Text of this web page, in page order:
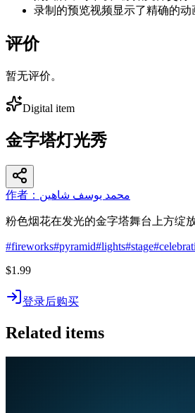
录制的预览视频显示了精确的动
评价
暂无评价。
Digital item
金字塔灯光秀
作者：محمد يوسف شاهين
粉色烟花在发光的金字塔舞台上方绽
#fireworks#pyramid#lights#stage#
$1.99
登录后购买
Related items